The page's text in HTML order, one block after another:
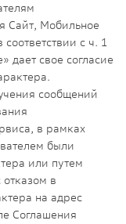
Сайт, Мобильное
с ч. 1
дает свое согласие
сообщений
в рамках
были
или путем
в
на адрес
Соглашения